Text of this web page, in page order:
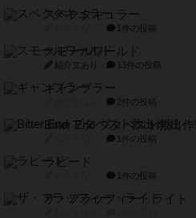
スペクタキュラー
1件の投稿
スモールワールド
紹介文あり 13件の投稿
ギャンブラー
2件の投稿
Bitter End ブタペスト救出作
1件の投稿
ラピード
1件の投稿
ザ・フラッフィー・ライト